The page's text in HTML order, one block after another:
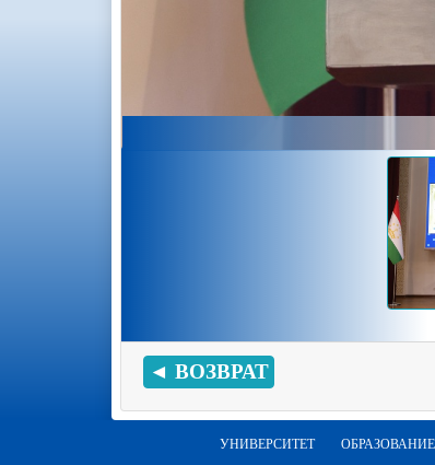
◄ ВОЗВРАТ
УНИВЕРСИТЕТ ОБРАЗОВАНИЕ